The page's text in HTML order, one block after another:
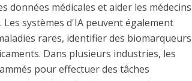
données médicales et aider les médecins
systèmes d'IA peuvent également
rares, identifier des biomarqueurs
Dans plusieurs industries, les
pour effectuer des tâches